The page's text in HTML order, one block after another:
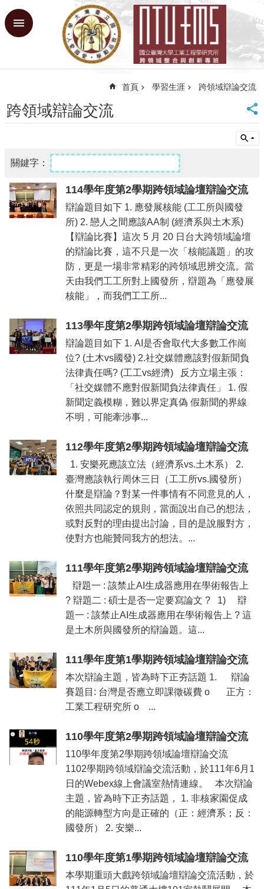
跳到主要內容區塊
進
首
頁
首
頁
網
站
導
生
資
訊
息
與
活
動
友
專
區
體
首頁 學習生涯 跨領域辯論交流
跨領域辯論交流
114學年度第2學期跨領域論壇辯論交流
辯論題目如下 1. 應發展核能 (工工所與國發
所) 2. 戀人之間應該AA制 (經濟系與土木系)
【辯論比賽】這次 5 月 20 日台大跨領域論壇
的辯論比賽，這不只是一次「核能議題」的攻
防，更是一場非常精彩的跨領域思辨交流。當
天由我們工工所對上國發所，辯題為「應發展
核能」，而我們工工所...
113學年度第2學期跨領域論壇辯論交流
辯論題目如下 1. AI是否會取代大多數工作崗
位? (土木vs國發) 2.社交媒體應該對假新聞負
法律責任嗎? (工工vs經濟) 反方立場主張：
「社交媒體不應對假新聞負法律責任」 1. 假
新聞定義模糊，難以界定真偽 假新聞的界線
不明，可能牽涉事...
112學年度第2學期跨領域論壇辯論交流
1. 安樂死應該立法（經濟系vs.土木系） 2.
臺灣應該執行周休三日（工工所vs.國發所）
什麼是辯論？對某一件事情有不同意見的人，
依照共同認定的規則，當面說出自己的想法，
或對反對的理由提出討論，目的是說服對方，
使對方也能贊同我方的想法。...
111學年度第2學期跨領域論壇辯論交流
辯題一 : 該禁止AI生成器應用在學術報告上
? 辯題二 : 碩士是否一定要寫論文 ? 1) 辯
題一 : 該禁止AI生成器應用在學術報告上 ? 這
是土木所與國發所的辯論題。這...
111學年度第1學期跨領域論壇辯論交流
本次辯論主題，皆為時下正夯話題 1. 辯論
賽題目: 台灣是否應立即課徵碳費 o 正方：
工業工程研究所 o ...
110學年度第2學期跨領域論壇辯論交流
110學年度第2學期跨領域論壇辯論交流
1102學期跨領域辯論交流活動，於111年6月1
日的Webex線上會議室熱情連線。 本次辯論
主題，皆為時下正夯話題， 1. 非核家園促成
的能源轉型方向是正確的（正：經濟系；反：
國發所） 2. 安樂...
110學年度第1學期跨領域論壇辯論交流
本學期重頭大戲跨領域論壇辯論交流活動，於